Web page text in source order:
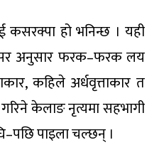
कसरक्पा हो भनिन्छ । यही
अनुसार फरक–फरक लय
कहिले अर्धवृत्ताकार त
केलाङ नृत्यमा सहभागी
पाइला चल्छन् ।